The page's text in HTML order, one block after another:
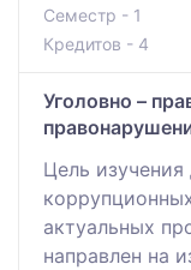
Семестр - 1
Кредитов - 4
Уголовно –
Цель
актуальных
направлен на